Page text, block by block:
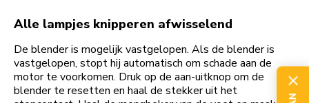
Alle lampjes knipperen afwisselend
De blender is mogelijk vastgelopen. Als de blender is
vastgelopen, stopt hij automatisch om schade aan de
motor te voorkomen. Druk op de aan-uitknop om de
blender te resetten en haal de stekker uit het